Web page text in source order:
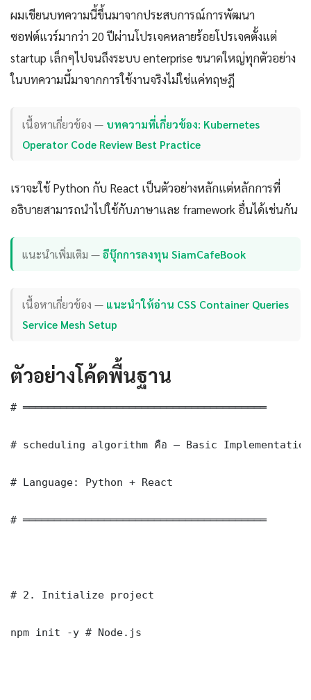
ผมเขียนบทความนี้ขึ้นมาจากประสบการณ์การพัฒนา
ซอฟต์แวร์มากว่า 20 ปีผ่านโปรเจคหลายร้อยโปรเจคตั้งแต่
startup เล็กๆไปจนถึงระบบ enterprise ขนาดใหญ่ทุกตัวอย่าง
ในบทความนี้มาจากการใช้งานจริงไม่ใช่แค่ทฤษฎี
เนื้อหาเกี่ยวข้อง — บทความที่เกี่ยวข้อง: Kubernetes
Operator Code Review Best Practice
เราจะใช้ Python กับ React เป็นตัวอย่างหลักแต่หลักการที่
อธิบายสามารถนำไปใช้กับภาษาและ framework อื่นได้เช่นกัน
แนะนำเพิ่มเติม —อีบุ๊กการลงทุน SiamCafeBook
เนื้อหาเกี่ยวข้อง — แนะนำให้อ่าน CSS Container Queries
Service Mesh Setup
ตัวอย่างโค้ดพื้นฐาน
# ═══════════════════════════════════════
# scheduling algorithm คือ — Basic Implementation
# Language: Python + React
# ═══════════════════════════════════════
# 2. Initialize project
npm init -y # Node.js